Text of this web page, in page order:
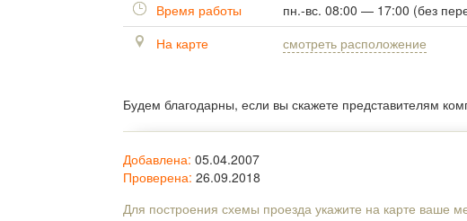
Время работы
пн.-вс. 08:00 — 17:00 (без
На карте
смотреть расположение
Будем благодарны, если вы скажете представителям
Добавлена: 05.04.2007
Проверена: 26.09.2018
Для построения схемы проезда укажите на карте ваше